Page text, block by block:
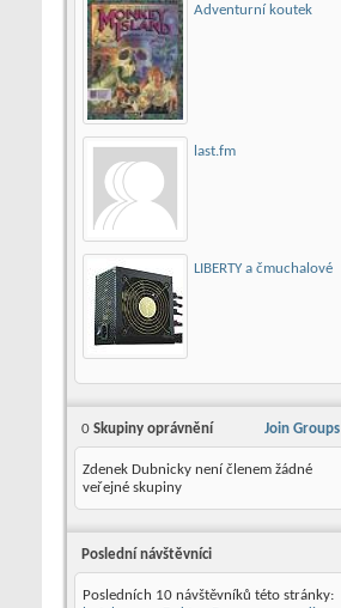
Adventurní koutek
last.fm
LIBERTY a čmuchalové
Join Groups
0 Skupiny oprávnění
Zdenek Dubnicky není členem žádné
veřejné skupiny
Poslední návštěvníci
Posledních 10 návštěvníků této stránky: